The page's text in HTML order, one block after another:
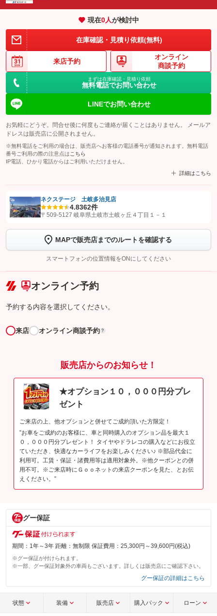
現在0人が検討中
在庫確認・見積り依頼(無料)
来店予約
オンライン
商談予約
まずは在庫確認・見積り依頼
無料電話でお問い合わせ
LINEでお問い合わせ
お気軽にどうぞ。問合せ後に何度もご連絡が届くことはありません。 メールア
ドレスは販売店に公開されません。
※無料電話をご利用の場合は、販売店へお客様の電話番号が通知されます。無料電話
番号ご利用の際の注意点は こちら
IP電話、ひかり電話からはご利用いただけません。
詳細はこちら
【STEP1】認証画面でグーネットを友だち追加してから「許可する」ボタンを押
トーク画面で
ボタンをタップして問い合わせを
完了してください。
こちら
ネクステージ 土岐多治見店
4.8362件
〒509-5127 岐阜県土岐市土岐ヶ丘４丁目１－１
MAPで販売店までのルートを確認する
スマートフォンの位置情報をONにしてください
オンライン予約
予約する内容を選択してください。
来店 オンライン商談予約 ?
販売店からのお知らせ！
★オプション１０，０００円分プレ
ゼント
ご来店の上、他オプションと併せてご成約頂いた方限定！
”お車をご成約のお客様に、車と同時購入のオプション品を最大１
０，０００円分プレゼント！ タイヤやドラレコの購入などにお役立
ていただき、快適なカーライフをお楽しみください♪ ※部品代金に
利用可。工賃・保証・諸費用等は適用対象外。※他クーポンとの併
用不可。※ご来店時にＧｏｏネットの来店クーポンを見た、とお伝
えください。”
グー保証
期間：1年～3年 距離：無制限 保証費用：25,300円～39,600円(税込)
※グー保証が付けられます。
※一部、グー保証対象外の車両もございます。詳しくは販売店にご確認下さい。
グー保証の詳細はこちら
状態 装備 販売店 購入パック ローン